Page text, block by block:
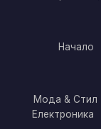
Начало
Мода & Стил
Електроника